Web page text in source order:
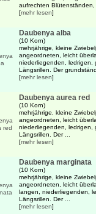
aufrechten Blütenständen,
[mehr lesen]
Daubenya alba
(10 Korn)
mehrjährige, kleine
angeordneten, leicht
niederliegenden, ledrigen,
Längsrillen. Der
[mehr lesen]
Daubenya aurea red
(10 Korn)
mehrjährige, kleine
angeordneten, leicht
niederliegenden, ledrigen,
Längsrillen. Der ...
[mehr lesen]
Daubenya marginata
(10 Korn)
mehrjährige, kleine
angeordneten, leicht
langen, niederliegenden,
Längsrillen. Der ...
[mehr lesen]